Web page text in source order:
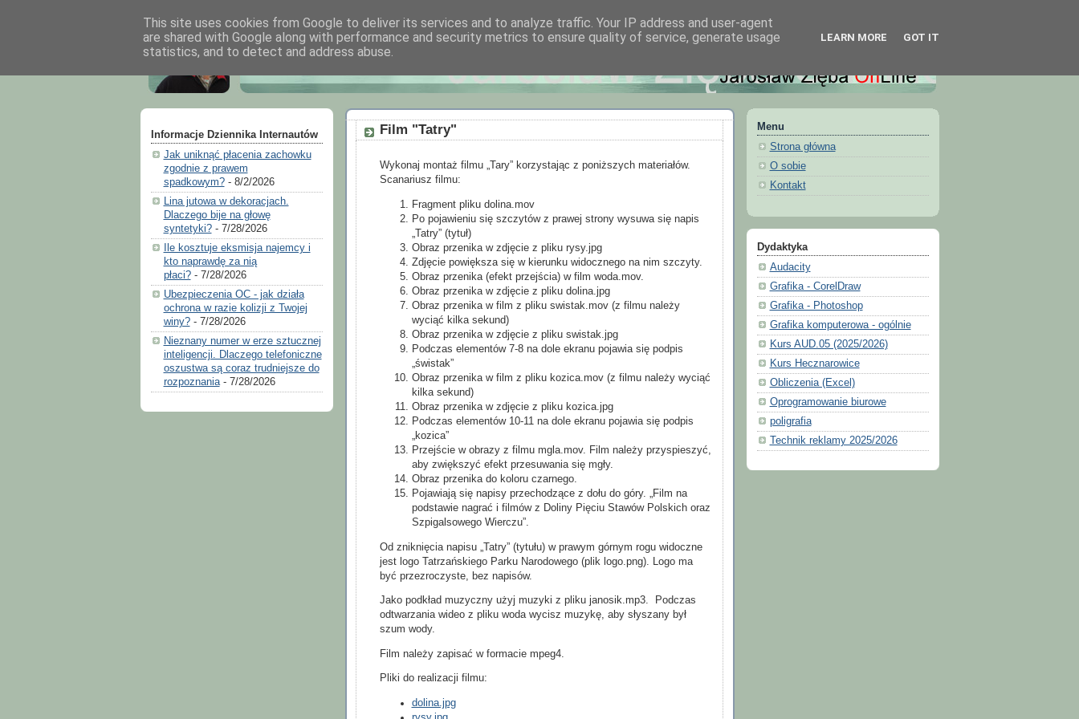
Informacje Dziennika Internautów
Jak uniknąć płacenia zachowku
zgodnie z prawem
spadkowym?- 8/2/2026
Lina jutowa w dekoracjach.
Dlaczego bije na głowę
syntetyki?- 7/28/2026
Ile kosztuje eksmisja najemcy i
kto naprawdę za nią
płaci?- 7/28/2026
Ubezpieczenia OC - jak działa
ochrona w razie kolizji z Twojej
winy?- 7/28/2026
Nieznany numer w erze sztucznej
inteligencji. Dlaczego telefoniczne
oszustwa są coraz trudniejsze do
rozpoznania- 7/28/2026
Film "Tatry"
Wykonaj montaż filmu „Tary” korzystając z poniższych materiałów.
Scanariusz filmu:
Fragment pliku dolina.mov
Po pojawieniu się szczytów z prawej strony wysuwa się napis
„Tatry” (tytuł)
Obraz przenika w zdjęcie z pliku rysy.jpg
Zdjęcie powiększa się w kierunku widocznego na nim szczyty.
Obraz przenika (efekt przejścia) w film woda.mov.
Obraz przenika w zdjęcie z pliku dolina.jpg
Obraz przenika w film z pliku swistak.mov (z filmu należy
wyciąć kilka sekund)
Obraz przenika w zdjęcie z pliku swistak.jpg
Podczas elementów 7-8 na dole ekranu pojawia się podpis
„świstak”
Obraz przenika w film z pliku kozica.mov (z filmu należy wyciąć
kilka sekund)
Obraz przenika w zdjęcie z pliku kozica.jpg
Podczas elementów 10-11 na dole ekranu pojawia się podpis
„kozica”
Przejście w obrazy z filmu mgla.mov. Film należy przyspieszyć,
aby zwiększyć efekt przesuwania się mgły.
Obraz przenika do koloru czarnego.
Pojawiają się napisy przechodzące z dołu do góry. „Film na
podstawie nagrać i filmów z Doliny Pięciu Stawów Polskich oraz
Szpigalsowego Wierczu”.
Od zniknięcia napisu „Tatry” (tytułu) w prawym górnym rogu widoczne
jest logo Tatrzańskiego Parku Narodowego (plik logo.png). Logo ma
być przezroczyste, bez napisów.
Jako podkład muzyczny użyj muzyki z pliku janosik.mp3. Podczas
odtwarzania wideo z pliku woda wycisz muzykę, aby słyszany był
szum wody.
Film należy zapisać w formacie mpeg4.
Pliki do realizacji filmu:
dolina.jpg
Menu
Strona główna
O sobie
Kontakt
Dydaktyka
Audacity
Grafika - CorelDraw
Grafika - Photoshop
Grafika komputerowa - ogólnie
Kurs AUD.05 (2025/2026)
Kurs Hecznarowice
Obliczenia (Excel)
Oprogramowanie biurowe
poligrafia
Technik reklamy 2025/2026
This site uses cookies from Google to deliver its services and to analyze traffic. Your IP address and user-agent
are shared with Google along with performance and security metrics to ensure quality of service, generate usage
statistics, and to detect and address abuse.
LEARN MORE GOT IT